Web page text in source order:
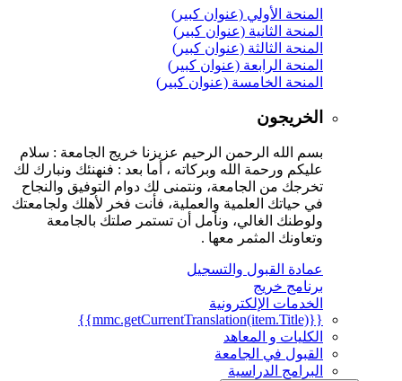
المنحة الأولي (عنوان كبير)
المنحة الثانية (عنوان كبير)
المنحة الثالثة (عنوان كبير)
المنحة الرابعة (عنوان كبير)
المنحة الخامسة (عنوان كبير)
الخريجون
بسم الله الرحمن الرحيم عزيزنا خريج الجامعة : سلام
عليكم ورحمة الله وبركاته ، أما بعد : فنهنئك ونبارك لك
تخرجك من الجامعة، ونتمنى لك دوام التوفيق والنجاح
في حياتك العلمية والعملية، فأنت فخر لأهلك ولجامعتك
ولوطنك الغالي، ونأمل أن تستمر صلتك بالجامعة
وتعاونك المثمر معها .
عمادة القبول والتسجيل
برنامج خريج
الخدمات الإلكترونية
{{mmc.getCurrentTranslation(item.Title)}}
الكليات و المعاهد
القبول في الجامعة
البرامج الدراسية